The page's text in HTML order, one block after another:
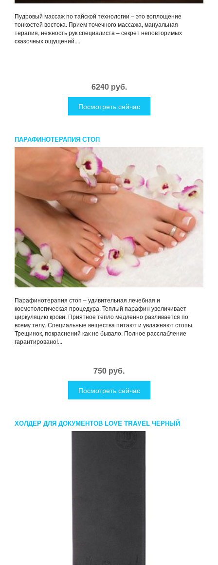
Пудровый массаж по тайской технологии – это воплощение
тонкостей востока. Прием точечного массажа, мануальная
терапия, нежность рук специалиста – секрет неповторимых
сказочных ощущений....
6240 руб.
Посмотреть сейчас
ПАРАФИНОТЕРАПИЯ СТОП
Парафинотерапия стоп – удивительная лечебная и
косметологическая процедура. Теплый парафин увеличивает
циркуляцию крови. Приятное тепло медленно разливается по
всему телу. Специальные вещества питают и увлажняют стопы.
Трещинок, покраснений как не бывало. Полное расслабление
гарантировано!...
750 руб.
Посмотреть сейчас
ХОЛДЕР ДЛЯ ДОКУМЕНТОВ LOVE TRAVEL ЧЕРНЫЙ